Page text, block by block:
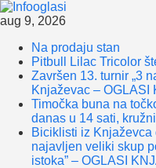
Skip
content
aug 9, 2026
Na prodaju stan
Pitbull Lilac Tricolor
Završen 13. turnir „3
Knjaževac – OGLASI
Timočka buna na
danas u 14 sati,
Biciklisti iz Knjaževca
najavljen veliki skup
istoka” – OGLASI